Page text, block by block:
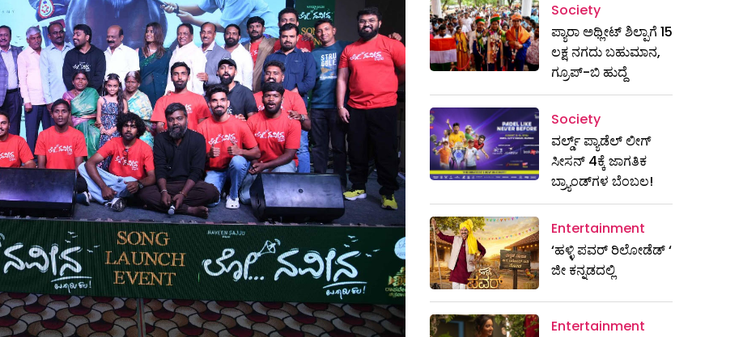
Society
ಪ್ಯಾರಾ ಅಥ್ಲೀಟ್ ಶಿಲ್ಪಾಗೆ 15
ಲಕ್ಷ ನಗದು ಬಹುಮಾನ,
ಗ್ರೂಪ್-ಬಿ ಹುದ್ದೆ
Society
ವರ್ಲ್ಡ್ ಪ್ಯಾಡೆಲ್ ಲೀಗ್
ಸೀಸನ್ 4ಕ್ಕೆ ಜಾಗತಿಕ
ಬ್ರ್ಯಾಂಡ್‌ಗಳ ಬೆಂಬಲ!
Entertainment
‘ಹಳ್ಳಿ ಪವರ್ ರಿಲೋಡೆಡ್ ‘
ಜೀ ಕನ್ನಡದಲ್ಲಿ
Entertainment